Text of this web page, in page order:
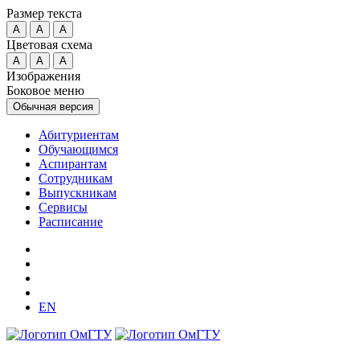
Размер текста
A A A
Цветовая схема
A A A
Изображения
Боковое меню
Обычная версия
Абитуриентам
Обучающимся
Аспирантам
Сотрудникам
Выпускникам
Сервисы
Расписание
EN